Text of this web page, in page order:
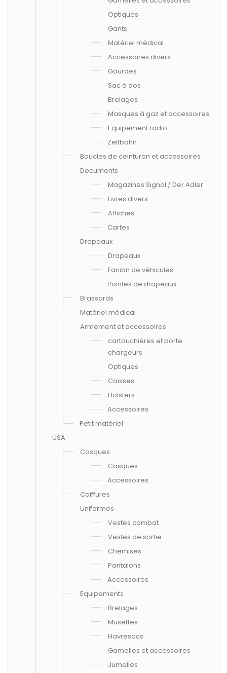
Optiques
Gants
Matériel médical
Accessoires divers
Gourdes
Sac à dos
Brelages
Masques à gaz et accessoires
Equipement radio
Zeltbahn
Boucles de ceinturon et accessoires
Documents
Magazines Signal / Der Adler
Livres divers
Affiches
Cartes
Drapeaux
Drapeaux
Fanion de véhicules
Pointes de drapeaux
Brassards
Matériel médical
Armement et accessoires
cartouchières et porte
chargeurs
Optiques
Caisses
Holsters
Accessoires
Petit matériel
USA
Casques
Casques
Accessoires
Coiffures
Uniformes
Vestes combat
Vestes de sortie
Chemises
Pantalons
Accessoires
Equipements
Brelages
Musettes
Havresacs
Gamelles et accessoires
Jumelles